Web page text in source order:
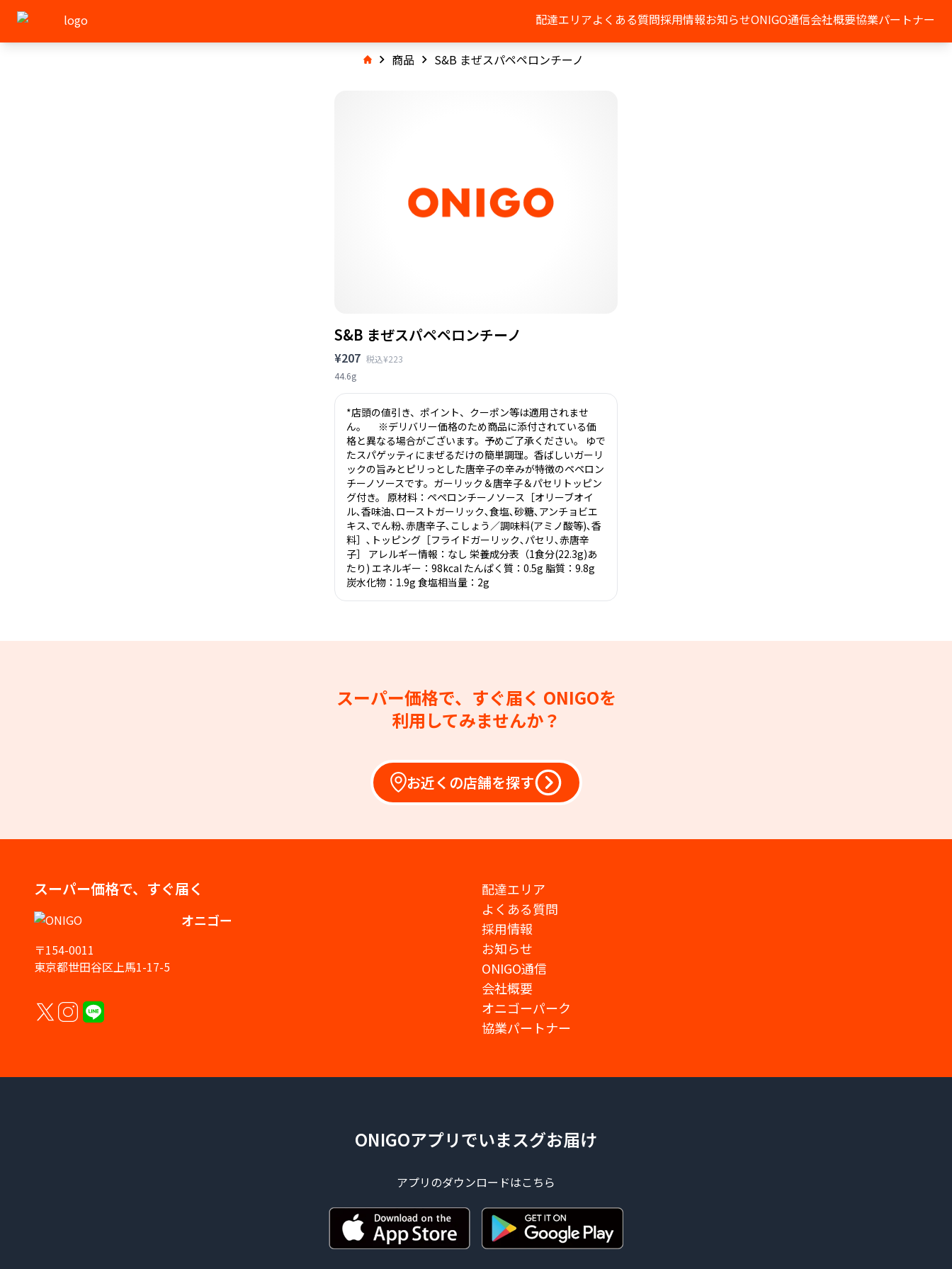
配達エリアよくある質問採用情報お知らせONIGO通信会社概要協業パートナー
商品 S&B まぜスパペペロンチーノ
S&B まぜスパペペロンチーノ
¥207 税込¥223
44.6g
*店頭の値引き、ポイント、クーポン等は適用されませ
ん。 ※デリバリー価格のため商品に添付されている価
格と異なる場合がございます。予めご了承ください。 ゆで
たスパゲッティにまぜるだけの簡単調理。香ばしいガーリ
ックの旨みとピリっとした唐辛子の辛みが特徴のペペロン
チーノソースです。ガーリック＆唐辛子＆パセリトッピン
グ付き。 原材料：ペペロンチーノソース［オリーブオイ
ル､香味油､ローストガーリック､食塩､砂糖､アンチョビエ
キス､でん粉､赤唐辛子､こしょう／調味料(アミノ酸等)､香
料］､トッピング［フライドガーリック､パセリ､赤唐辛
子］ アレルギー情報：なし 栄養成分表（1食分(22.3g)あ
たり) エネルギー：98kcal たんぱく質：0.5g 脂質：9.8g
炭水化物：1.9g 食塩相当量：2g
スーパー価格で、すぐ届く ONIGOを
利用してみませんか？
お近くの店舗を探す
スーパー価格で、すぐ届く
オニゴー
〒154-0011
東京都世田谷区上馬1-17-5
配達エリア
よくある質問
採用情報
お知らせ
ONIGO通信
会社概要
オニゴーパーク
協業パートナー
ONIGOアプリでいまスグお届け
アプリのダウンロードはこちら